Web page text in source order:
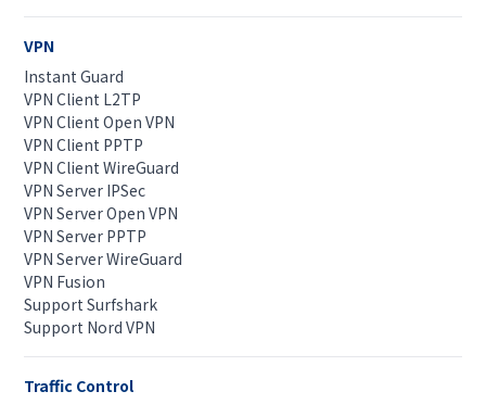
VPN
Instant Guard
VPN Client L2TP
VPN Client Open VPN
VPN Client PPTP
VPN Client WireGuard
VPN Server IPSec
VPN Server Open VPN
VPN Server PPTP
VPN Server WireGuard
VPN Fusion
Support Surfshark
Support Nord VPN
Traffic Control